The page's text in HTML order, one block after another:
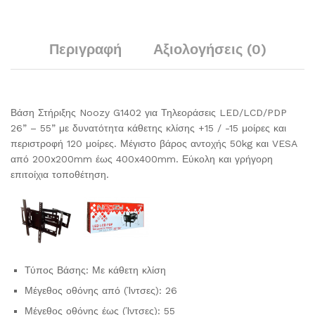
Περιγραφή Αξιολογήσεις (0)
Βάση Στήριξης Noozy G1402 για Τηλεοράσεις LED/LCD/PDP
26” – 55” με δυνατότητα κάθετης κλίσης +15 / -15 μοίρες και
περιστροφή 120 μοίρες. Μέγιστο βάρος αντοχής 50kg και VESA
από 200x200mm έως 400x400mm. Εύκολη και γρήγορη
επιτοίχια τοποθέτηση.
Τύπος Βάσης: Με κάθετη κλίση
Μέγεθος οθόνης από (Ίντσες): 26
Μέγεθος οθόνης έως (Ίντσες): 55